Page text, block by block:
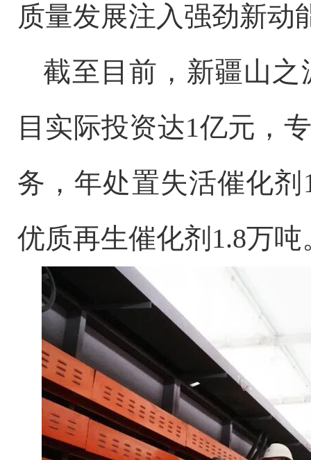
质量发展注入强劲新动
截至目前，新疆山
目实际投资达1亿元，
务，年处置失活催化剂
优质再生催化剂 1.8万吨